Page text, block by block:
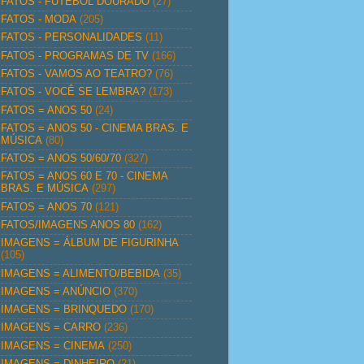
FATOS - MODA (205)
FATOS - PERSONALIDADES (11)
FATOS - PROGRAMAS DE TV (166)
FATOS - VAMOS AO TEATRO? (76)
FATOS - VOCÊ SE LEMBRA? (173)
FATOS = ANOS 50 (24)
FATOS = ANOS 50 - CINEMA BRAS. E
MÚSICA (80)
FATOS = ANOS 50/60/70 (327)
FATOS = ANOS 60 E 70 - CINEMA
BRAS. E MÚSICA (297)
FATOS = ANOS 70 (121)
FATOS/IMAGENS ANOS 80 (162)
IMAGENS = ÁLBUM DE FIGURINHA
(105)
IMAGENS = ALIMENTO/BEBIDA (35)
IMAGENS = ANÚNCIO (370)
IMAGENS = BRINQUEDO (170)
IMAGENS = CARRO (236)
IMAGENS = CINEMA (250)